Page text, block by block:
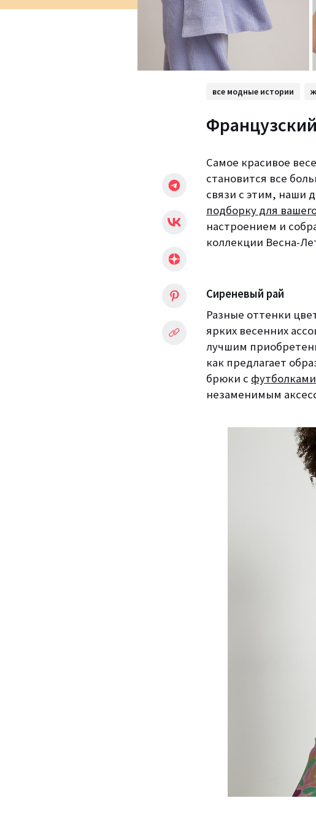
все модные истории
Самое красивое
становится все
связи с этим, наши
подборку для
настроением и
коллекции Весна-
Сиреневый рай
Разные оттенки
ярких весенних
лучшим
как предлагает
брюки с футболками
незаменимым